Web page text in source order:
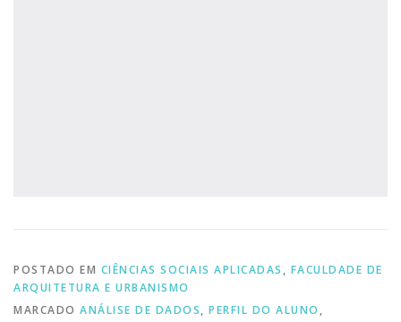
POSTADO EM CIÊNCIAS SOCIAIS APLICADAS , FACULDADE DE
ARQUITETURA E URBANISMO
MARCADO ANÁLISE DE DADOS, PERFIL DO ALUNO ,